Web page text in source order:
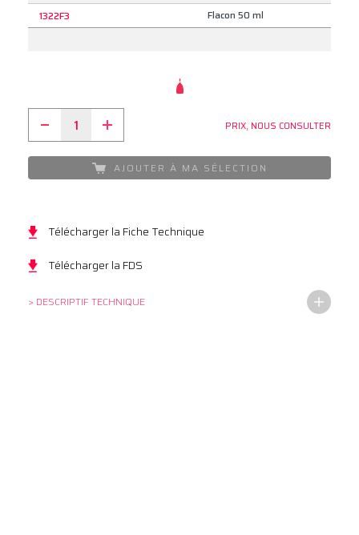
1322F3 Flacon 50 ml
PRIX, NOUS CONSULTER
AJOUTER À MA SÉLECTION
Télécharger la Fiche Technique
Télécharger la FDS
> DESCRIPTIF TECHNIQUE